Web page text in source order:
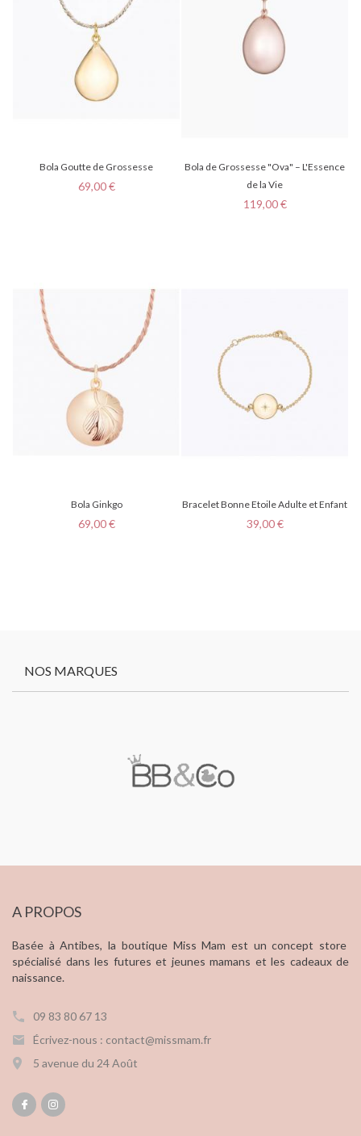
Bola Goutte de Grossesse
Prix
69,00 €
Bola de Grossesse "Ova" – L'Essence
de la Vie
Prix
119,00 €
Bola Ginkgo
Prix
69,00 €
Bracelet Bonne Etoile Adulte et Enfant
Prix
39,00 €
NOS MARQUES
A PROPOS
Basée à Antibes, la boutique Miss Mam est un concept store
spécialisé dans les futures et jeunes mamans et les cadeaux de
naissance.
09 83 80 67 13
Écrivez-nous : contact@missmam.fr
5 avenue du 24 Août